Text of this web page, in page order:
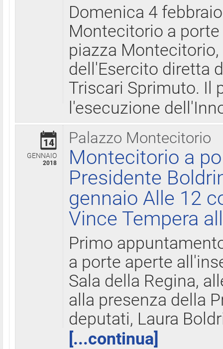
Domenica 4
Montecitorio a
piazza
dell'Esercito diretta
Triscari Sprimuto. Il
l'esecuzione
Palazzo Montecitorio
14
GENNAIO
2018
Montecitorio a
Presidente
gennaio Alle 12
Vince Tempera
Primo
a porte aperte
Sala della Regina,
alla presenza della
deputati, Laura
[...continua]